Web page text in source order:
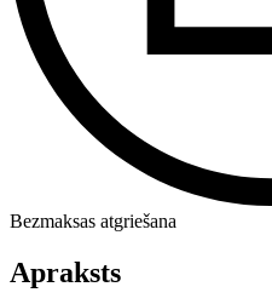
Bezmaksas atgriešana
Apraksts